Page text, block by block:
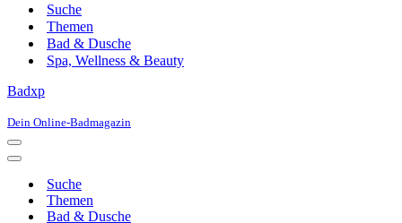
Suche
Themen
Bad & Dusche
Spa, Wellness & Beauty
Badxp
Dein Online-Badmagazin
Navigationsmenü
Navigationsmenü
Suche
Themen
Bad & Dusche